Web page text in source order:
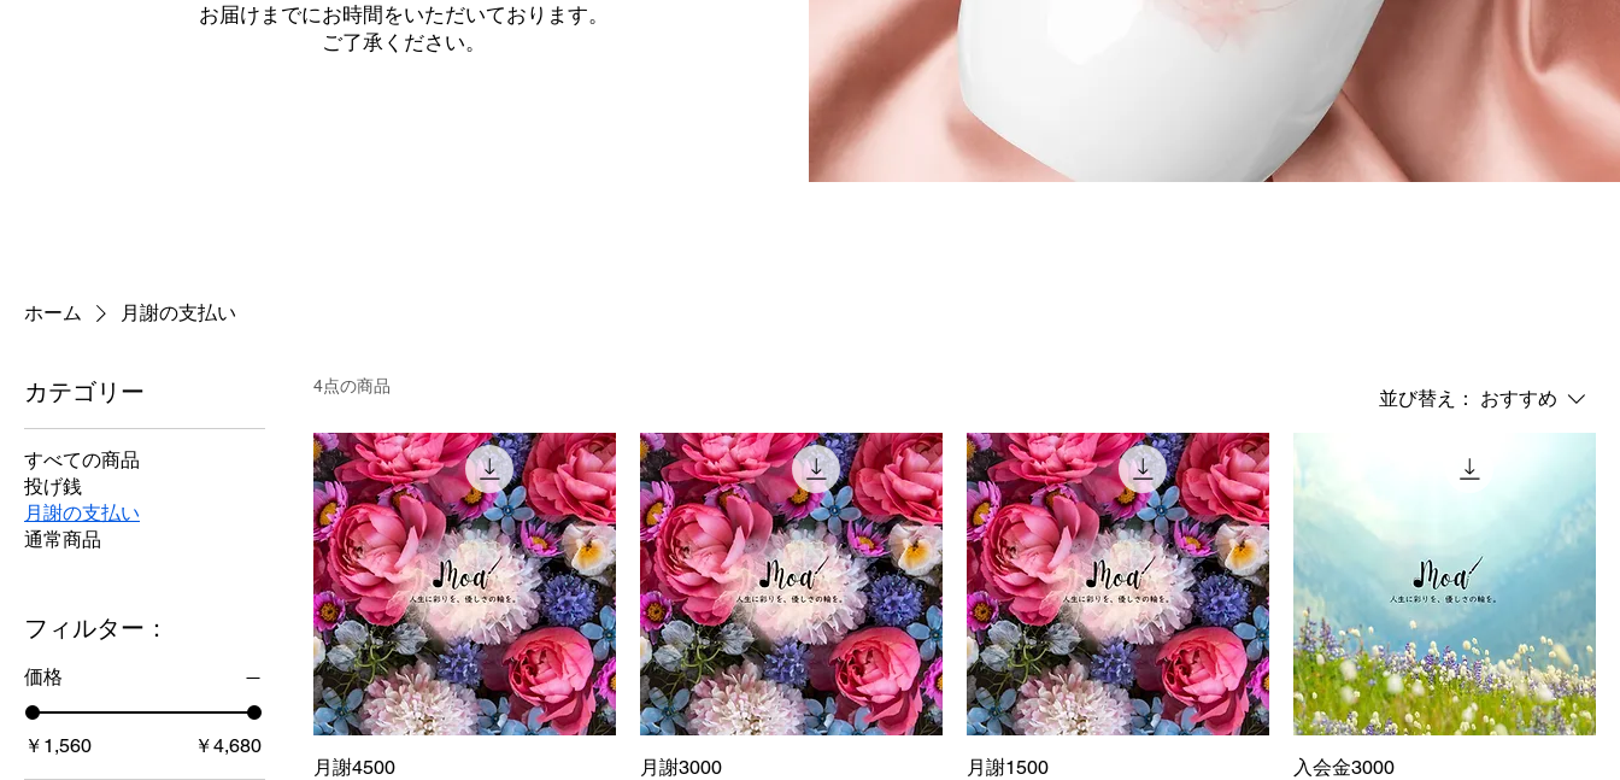
お届けまでにお時間をいただいております。
​ご了承ください。
ホーム 月謝の支払い
カテゴリー
すべての商品
投げ銭
月謝の支払い
通常商品
フィルター：
価格
￥1,560 ￥4,680
4点の商品
並び替え： おすすめ
月謝4500
月謝3000
月謝1500
入会金3000